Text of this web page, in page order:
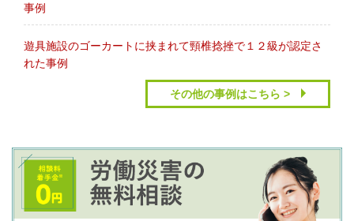
事例
遊具施設のゴーカートに挟まれて頸椎捻挫で１２級が認定さ
れた事例
その他の事例はこちら >